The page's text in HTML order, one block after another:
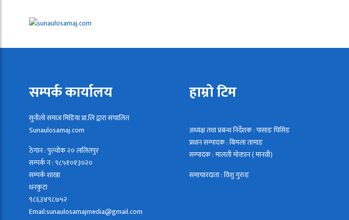
सम्पर्क कार्यालय
सुनौलो समाज मिडिया प्रा.लि द्वारा संचालित
Sunaulosamaj.com
ठेगान : पुल्चोक २० ललितपुर
सम्पर्क न : ९८५१०१३०२०
सम्पर्क शाखा
धनकुटा
९८६३४९८७५२
Email:sunaulosamajmedia@gmail.com
हाम्रो टिम
अध्यक्ष तथा प्रबन्ध निर्देशक : पासाङ घिसिङ
प्रधान सम्पादक : बिमला तामाङ
सम्पादक : मालती माेक्तान ( मानवी)
समाचारदाता : विशु गुरुङ